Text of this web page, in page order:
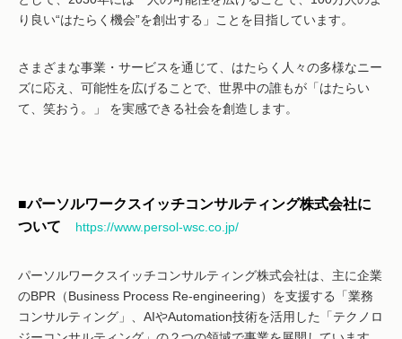
り良い“はたらく機会”を創出する」ことを目指しています。
さまざまな事業・サービスを通じて、はたらく人々の多様なニー
ズに応え、可能性を広げることで、世界中の誰もが「はたらい
て、笑おう。」 を実感できる社会を創造します。
■パーソルワークスイッチコンサルティング株式会社に
ついて https://www.persol-wsc.co.jp/
パーソルワークスイッチコンサルティング株式会社は、主に企業
のBPR（Business Process Re-engineering）を支援する「業務
コンサルティング」、AIやAutomation技術を活用した「テクノロ